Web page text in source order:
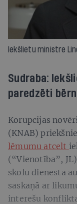
Iekšlietu ministre
Sudraba:
paredzēti
Korupcijas
(KNAB)
lēmumu atcelt
(“Vienotība”,
skolu dienesta
saskaņā ar
interešu